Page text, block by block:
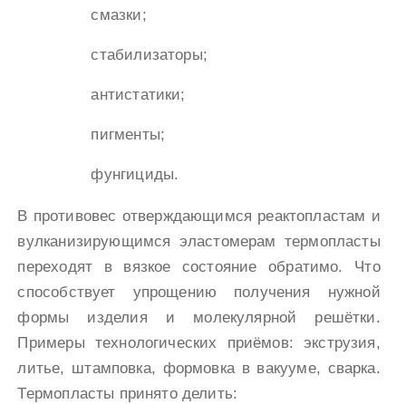
смазки;
стабилизаторы;
антистатики;
пигменты;
фунгициды.
В противовес отверждающимся реактопластам и
вулканизирующимся эластомерам термопласты
переходят в вязкое состояние обратимо. Что
способствует упрощению получения нужной
формы изделия и молекулярной решётки.
Примеры технологических приёмов: экструзия,
литье, штамповка, формовка в вакууме, сварка.
Термопласты принято делить: